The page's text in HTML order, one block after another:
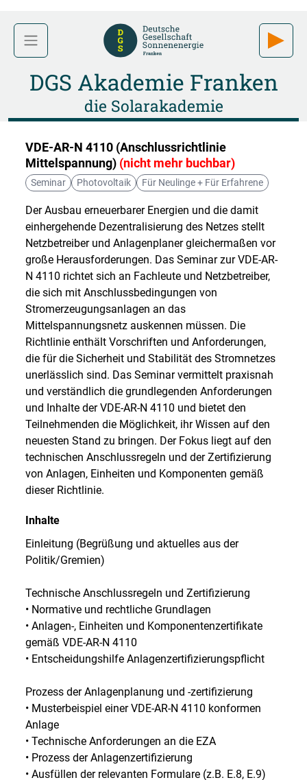
DGS Akademie Franken
die Solarakademie
VDE-AR-N 4110 (Anschlussrichtlinie
Mittelspannung) (nicht mehr buchbar)
Seminar Photovoltaik Für Neulinge + Für Erfahrene
Der Ausbau erneuerbarer Energien und die damit
einhergehende Dezentralisierung des Netzes stellt
Netzbetreiber und Anlagenplaner gleichermaßen vor
große Herausforderungen. Das Seminar zur VDE-AR-
N 4110 richtet sich an Fachleute und Netzbetreiber,
die sich mit Anschlussbedingungen von
Stromerzeugungsanlagen an das
Mittelspannungsnetz auskennen müssen. Die
Richtlinie enthält Vorschriften und Anforderungen,
die für die Sicherheit und Stabilität des Stromnetzes
unerlässlich sind. Das Seminar vermittelt praxisnah
und verständlich die grundlegenden Anforderungen
und Inhalte der VDE-AR-N 4110 und bietet den
Teilnehmenden die Möglichkeit, ihr Wissen auf den
neuesten Stand zu bringen. Der Fokus liegt auf den
technischen Anschlussregeln und der Zertifizierung
von Anlagen, Einheiten und Komponenten gemäß
dieser Richtlinie.
Inhalte
Einleitung (Begrüßung und aktuelles aus der
Politik/Gremien)
Technische Anschlussregeln und Zertifizierung
• Normative und rechtliche Grundlagen
• Anlagen-, Einheiten und Komponentenzertifikate
gemäß VDE-AR-N 4110
• Entscheidungshilfe Anlagenzertifizierungspflicht
Prozess der Anlagenplanung und -zertifizierung
• Musterbeispiel einer VDE-AR-N 4110 konformen
Anlage
• Technische Anforderungen an die EZA
• Prozess der Anlagenzertifizierung
• Ausfüllen der relevanten Formulare (z.B. E.8, E.9)